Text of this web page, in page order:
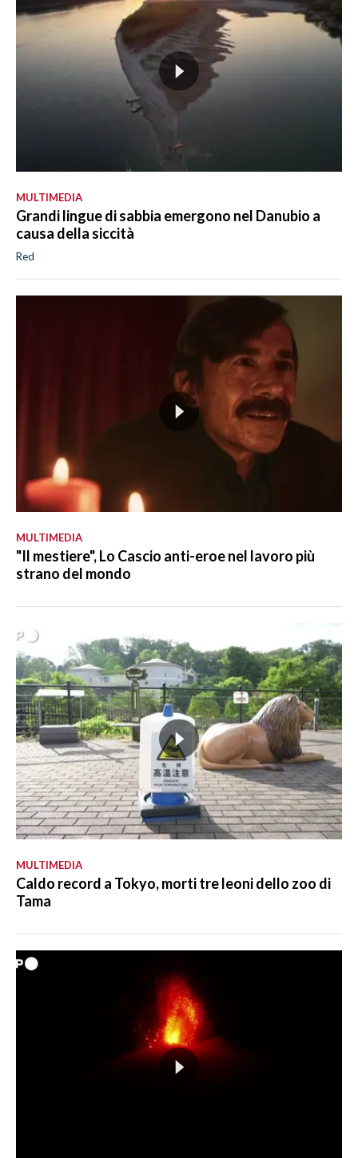
MULTIMEDIA
Grandi lingue di sabbia emergono nel Danubio a
causa della siccità
Red
MULTIMEDIA
"Il mestiere", Lo Cascio anti-eroe nel lavoro più
strano del mondo
MULTIMEDIA
Caldo record a Tokyo, morti tre leoni dello zoo di
Tama